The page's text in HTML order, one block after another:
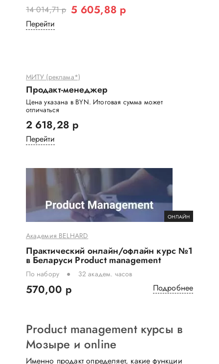
14 014,71 р 5 605,88 р
Перейти
МИТУ (реклама*)
Продакт-менеджер
Цена указана в BYN. Итоговая сумма может
отличаться
2 618,28 р
Перейти
ОНЛАЙН
Академия BELHARD
Практический онлайн/офлайн курс №1
в Беларуси Product management
По набору 32 академ. часов
570,00 р Подробнее
Product management курсы в
Мозыре и online
Именно продакт определяет, какие функции